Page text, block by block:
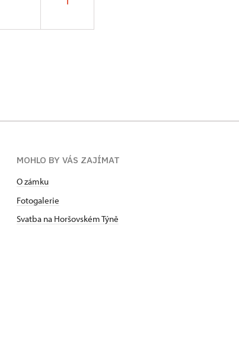
MOHLO BY VÁS ZAJÍMAT
O zámku
Fotogalerie
Svatba na Horšovském Týně